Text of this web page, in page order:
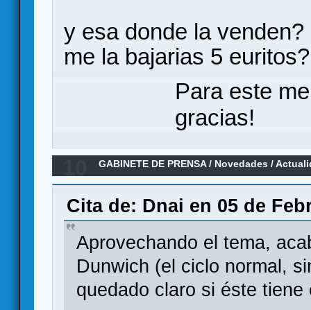
y esa donde la
me la bajarias 5 euritos?
Para este
gracias!
GABINETE DE PRENSA/ Novedades /
Cita de: Dnai en 05 de
Aprovechando el tema,
Dunwich (el ciclo normal,
quedado claro si éste tiene